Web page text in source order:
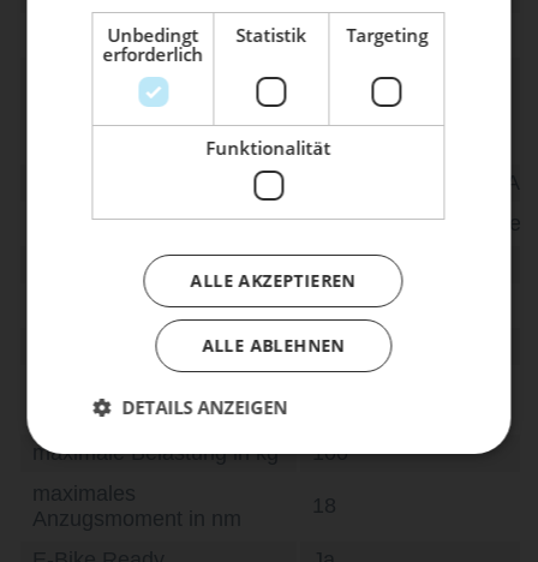
active Technologie
Ja - Sport
Breite in cm (effektiv
nutzbare Sitzfläche)
14 / 15 / 16
ca. 275
Material Sattelschale
Glass Fibre
Material Polster
Superlight Foam
Material Bezug
Microfibre
Härte in SQ-Shore
60
Dammbereich in %
maximale Belastung in kg
100
maximales
Anzugsmoment in nm
18
ihm den Service, den es verdient!
Dein Bike braucht Service, Wartung
oder ein Update?
Buche dir jetzt deinen Termin.
Unbedingt
erforderlich
Statistik Targeting
Funktionalität
ALLE AKZEPTIEREN
ALLE ABLEHNEN
DETAILS ANZEIGEN